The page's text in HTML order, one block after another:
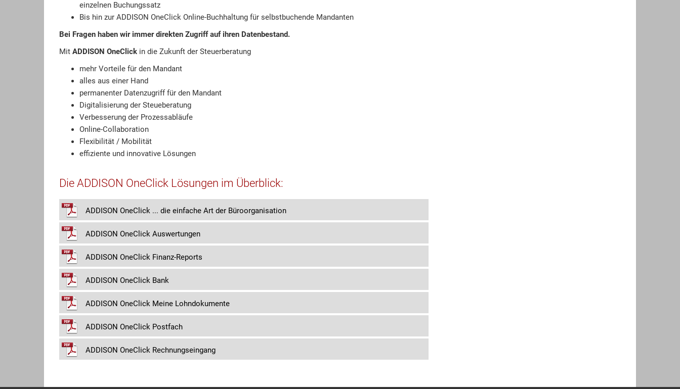
einzelnen Buchungssatz
Bis hin zur ADDISON OneClick Online-Buchhaltung für selbstbuchende Mandanten
Bei Fragen haben wir immer direkten Zugriff auf ihren Datenbestand.
Mit ADDISON OneClick in die Zukunft der Steuerberatung
mehr Vorteile für den Mandant
alles aus einer Hand
permanenter Datenzugriff für den Mandant
Digitalisierung der Steueberatung
Verbesserung der Prozessabläufe
Online-Collaboration
Flexibilität / Mobilität
effiziente und innovative Lösungen
Die ADDISON OneClick Lösungen im Überblick:
ADDISON OneClick ... die einfache Art der Büroorganisation
ADDISON OneClick Auswertungen
ADDISON OneClick Finanz-Reports
ADDISON OneClick Bank
ADDISON OneClick Meine Lohndokumente
ADDISON OneClick Postfach
ADDISON OneClick Rechnungseingang